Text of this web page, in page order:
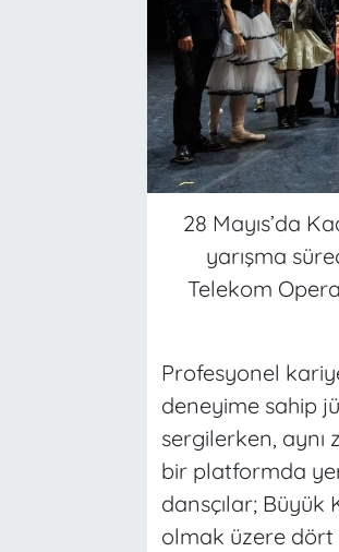
28 Mayıs’da
yarışma
Telekom
Profesyonel
deneyime sahip
sergilerken,
bir platformda
dansçılar; Büyük
olmak üzere dört